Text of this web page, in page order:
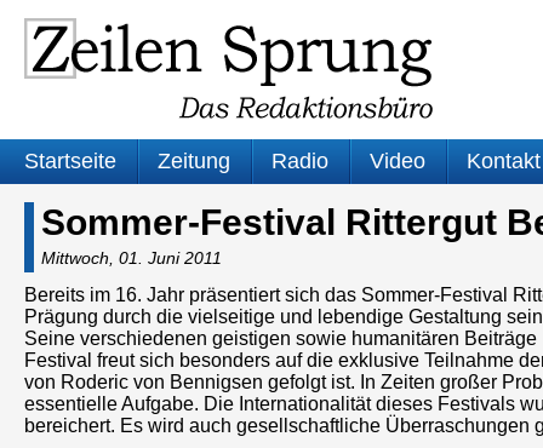
Startseite Zeitung Radio Video Kontakt
Sommer-Festival Rittergut
Mittwoch, 01. Juni 2011
Bereits im 16. Jahr präsentiert sich das Sommer-Festival
Prägung durch die vielseitige und lebendige Gestaltung
Seine verschiedenen geistigen sowie humanitären
Festival freut sich besonders auf die exklusive Teilnahme
von Roderic von Bennigsen gefolgt ist. In Zeiten großer
essentielle Aufgabe. Die Internationalität dieses Festivals
bereichert. Es wird auch gesellschaftliche Überraschungen